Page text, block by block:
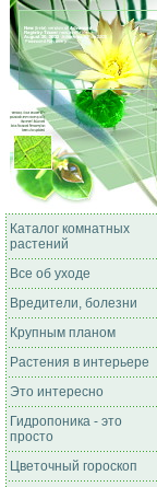
Каталог комнатных
растений
Все об уходе
Вредители, болезни
Крупным планом
Растения в интерьере
Это интересно
Гидропоника - это
просто
Цветочный гороскоп